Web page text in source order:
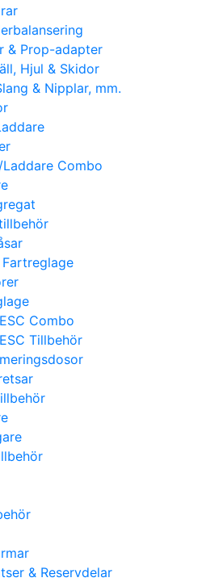
& Prop-adapter
Hjul & Skidor
& Nipplar, mm.
Combo
Combo
Tillbehör
& Reservdelar